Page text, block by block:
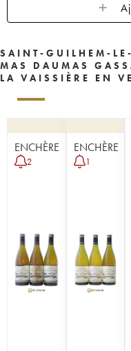
SAINT-GUILHEM-
MAS DAUMAS
LA VAISSIÈRE EN
ENCHÈRE
2
ENCHÈRE
1